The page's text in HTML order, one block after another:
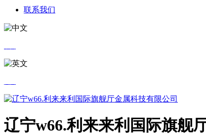
联系我们
辽宁w66.利来来利国际旗舰